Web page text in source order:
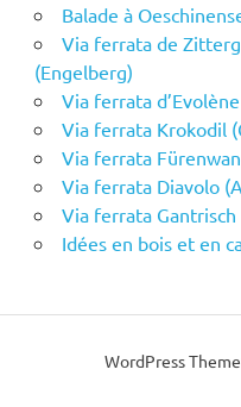
Balade à
Via ferrata de
(Engelberg)
Via ferrata d’Evolène
Via ferrata Krokodil
Via ferrata
Via ferrata Diavolo
Via ferrata Gantrisch
Idées en bois et en
WordPress